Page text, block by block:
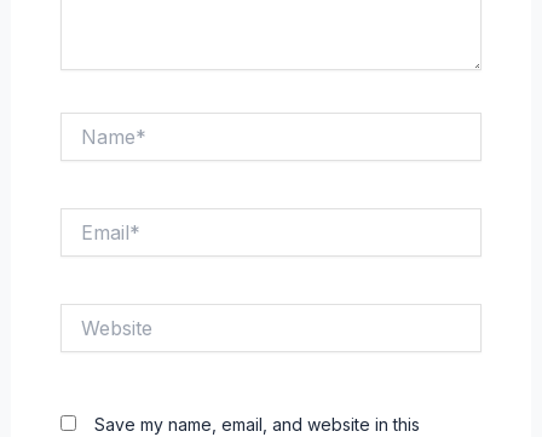
Save my name, email, and website in this